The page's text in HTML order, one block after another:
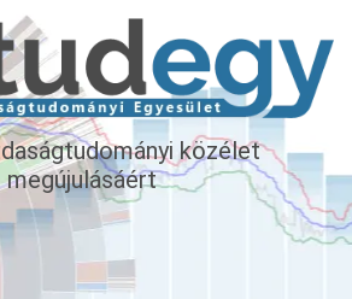
közélet
megújulásáért